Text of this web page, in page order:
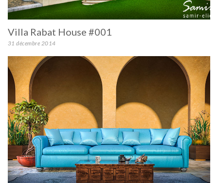
Villa Rabat House #001
31 décembre 2014